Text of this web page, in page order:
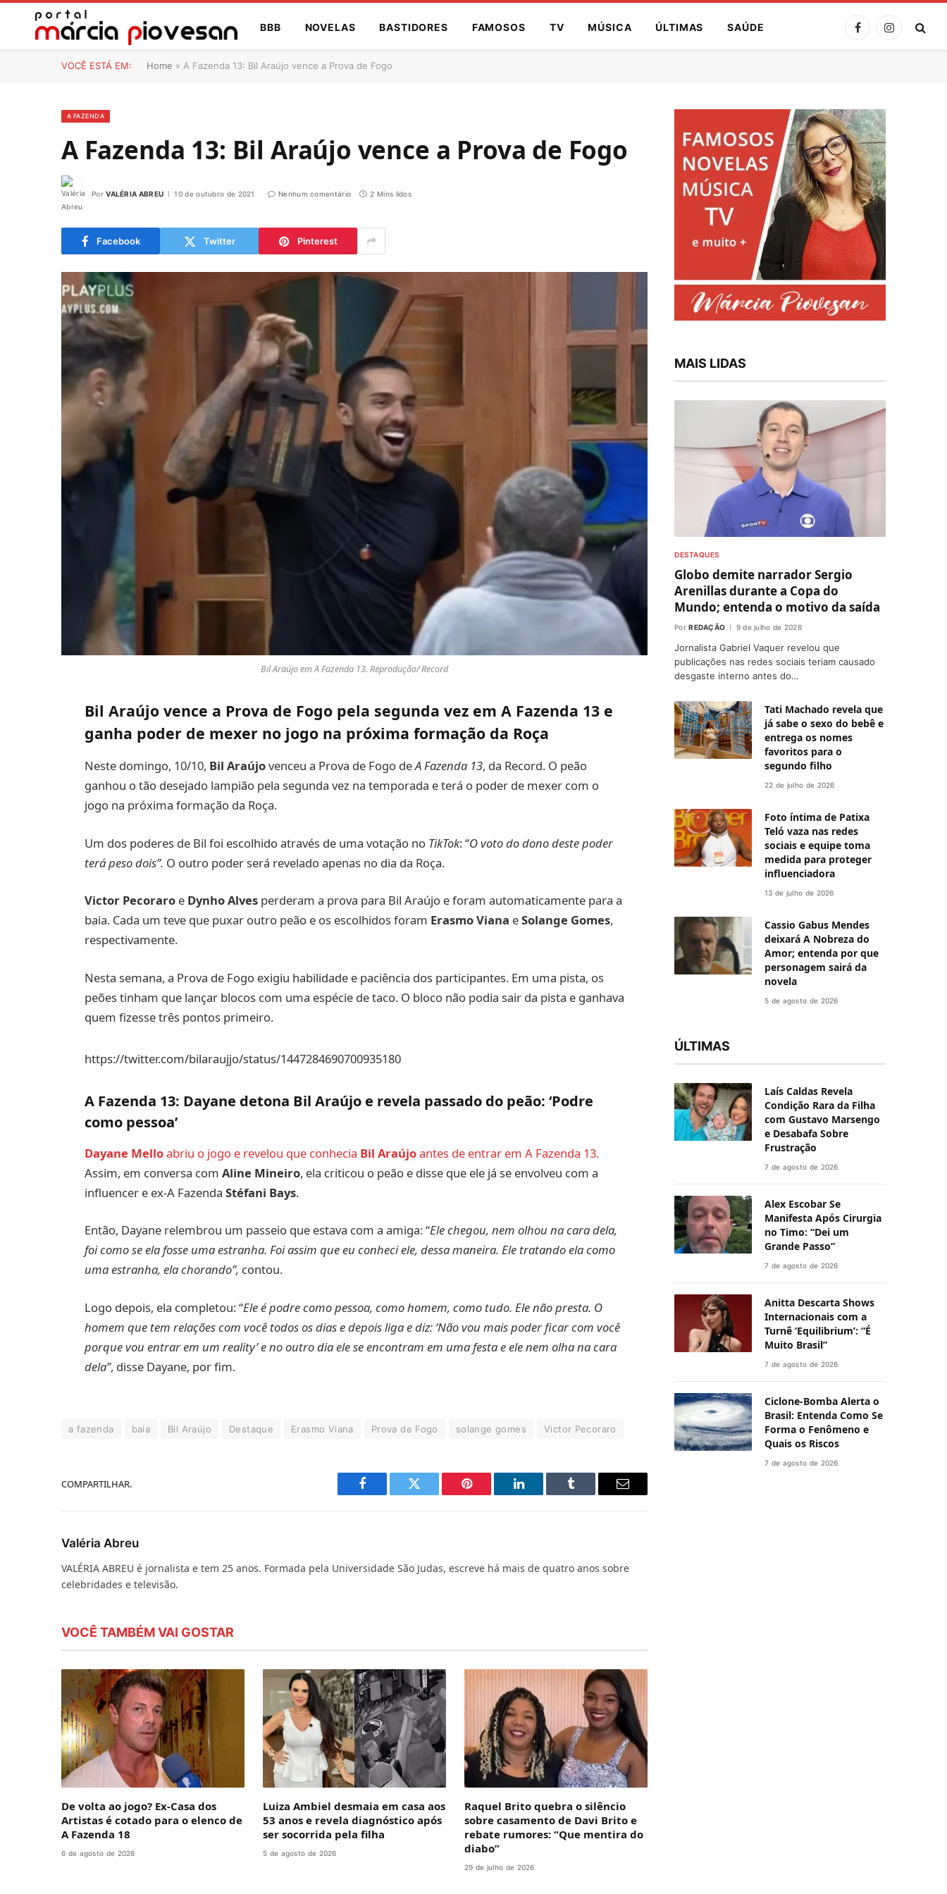
BBB NOVELAS BASTIDORES FAMOSOS TV MÚSICA ÚLTIMAS SAÚDE FacebookInstagram
VOCÊ ESTÁ EM: Home » A Fazenda 13: Bil Araújo vence a Prova de Fogo
A FAZENDA
A Fazenda 13: Bil Araújo vence a Prova de Fogo
Por VALÉRIA ABREU 10 de outubro de 2021 Nenhum comentário 2 Mins lidos
Facebook Twitter Pinterest
Bil Araújo em A Fazenda 13. Reprodução/ Record
Bil Araújo vence a Prova de Fogo pela segunda vez em A Fazenda 13 e
ganha poder de mexer no jogo na próxima formação da Roça
Neste domingo, 10/10, Bil Araújovenceu a Prova de Fogo deA Fazenda 13, da Record. O peão
ganhou o tão desejado lampião pela segunda vez na temporada e terá o poder de mexer com o
jogo na próxima formação da Roça.
Um dos poderes de Bil foi escolhido através de uma votação no TikTok: “O voto do dono deste poder
terá peso dois”. O outro poder será revelado apenas no dia da Roça.
Victor Pecoraro eDynho Alves perderam a prova para Bil Araújo e foram automaticamente para a
baia. Cada um teve que puxar outro peão e os escolhidos foram Erasmo Viana eSolange Gomes,
respectivamente.
Nesta semana, a Prova de Fogo exigiu habilidade e paciência dos participantes. Em uma pista, os
peões tinham que lançar blocos com uma espécie de taco. O bloco não podia sair da pista e ganhava
quem fizesse três pontos primeiro.
https://twitter.com/bilaraujjo/status/1447284690700935180
A Fazenda 13: Dayane detona Bil Araújo e revela passado do peão: ‘Podre
como pessoa’
Dayane Melloabriu o jogo e revelou que conhecia Bil Araújoantes de entrar em A Fazenda 13.
Assim, em conversa com Aline Mineiro, ela criticou o peão e disse que ele já se envolveu com a
influencer e ex-A Fazenda Stéfani Bays.
Então, Dayane relembrou um passeio que estava com a amiga: “Ele chegou, nem olhou na cara dela,
foi como se ela fosse uma estranha. Foi assim que eu conheci ele, dessa maneira. Ele tratando ela como
uma estranha, ela chorando”, contou.
Logo depois, ela completou: “Ele é podre como pessoa, como homem, como tudo. Ele não presta. O
homem que tem relações com você todos os dias e depois liga e diz: ‘Não vou mais poder ficar com você
porque vou entrar em um reality’ e no outro dia ele se encontram em uma festa e ele nem olha na cara
dela”, disse Dayane, por fim.
a fazenda baia Bil Araújo Destaque Erasmo Viana Prova de Fogo solange gomes Victor Pecoraro
COMPARTILHAR.
Facebook Twitter Pinterest LinkedIn Tumblr
E-
Valéria Abreu
VALÉRIA ABREU é jornalista e tem 25 anos. Formada pela Universidade São Judas, escreve há mais de quatro anos sobre
celebridades e televisão.
VOCÊ TAMBÉM VAI GOSTAR
De volta ao jogo? Ex-Casa dos
Artistas é cotado para o elenco de
A Fazenda 18
6 de agosto de 2026
Luiza Ambiel desmaia em casa aos
53 anos e revela diagnóstico após
ser socorrida pela filha
5 de agosto de 2026
Raquel Brito quebra o silêncio
sobre casamento de Davi Brito e
rebate rumores: “Que mentira do
diabo”
29 de julho de 2026
MAIS LIDAS
DESTAQUES
Globo demite narrador Sergio
Arenillas durante a Copa do
Mundo; entenda o motivo da saída
Por REDAÇÃO 9 de julho de 2026
Jornalista Gabriel Vaquer revelou que
publicações nas redes sociais teriam causado
desgaste interno antes do…
Tati Machado revela que
já sabe o sexo do bebê e
entrega os nomes
favoritos para o
segundo filho
22 de julho de 2026
Foto íntima de Patixa
Teló vaza nas redes
sociais e equipe toma
medida para proteger
influenciadora
13 de julho de 2026
Cassio Gabus Mendes
deixará A Nobreza do
Amor; entenda por que
personagem sairá da
novela
5 de agosto de 2026
ÚLTIMAS
Laís Caldas Revela
Condição Rara da Filha
com Gustavo Marsengo
e Desabafa Sobre
Frustração
7 de agosto de 2026
Alex Escobar Se
Manifesta Após Cirurgia
no Timo: “Dei um
Grande Passo”
7 de agosto de 2026
Anitta Descarta Shows
Internacionais com a
Turnê ‘Equilibrium’: “É
Muito Brasil”
7 de agosto de 2026
Ciclone-Bomba Alerta o
Brasil: Entenda Como Se
Forma o Fenômeno e
Quais os Riscos
7 de agosto de 2026